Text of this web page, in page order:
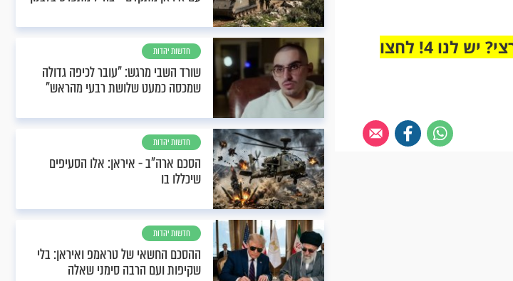
מחוברים רק לקבוצת ווטסאפ אחת מבית מוקד תהילים ארצי? יש לנו 4! לחצו
חדשות יהדות
שורד השבי מרגש: "עובר לכיפה גדולה
שמכסה כמעט שלושת רבעי מהראש"
חדשות יהדות
הסכם ארה"ב - איראן: אלו הסעיפים
שיכללו בו
חדשות יהדות
ההסכם החשאי של טראמפ ואיראן: בלי
שקיפות ועם הרבה סימני שאלה